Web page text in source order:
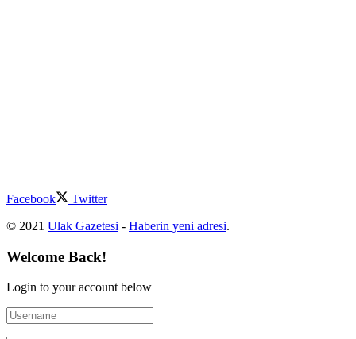
Facebook
Twitter
© 2021 Ulak Gazetesi - Haberin yeni adresi.
Welcome Back!
Login to your account below